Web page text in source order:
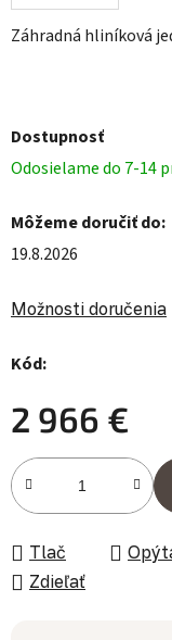
Záhradná hliníková
Dostupnosť
Odosielame do 7-14
Môžeme doručiť do:
19.8.2026
Možnosti doručenia
Kód:
2 966 €
Jednotková cena:
Tlač
Zdieľať